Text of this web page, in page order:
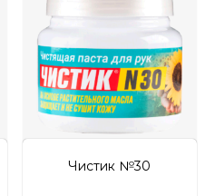
Чистик №30